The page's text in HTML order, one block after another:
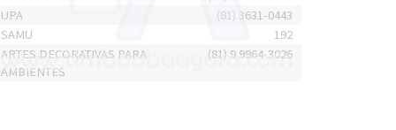
UPA
(81) 3631-0443
SAMU
192
ARTES DECORATIVAS PARA
AMBIENTES
(81) 9 9964-3026